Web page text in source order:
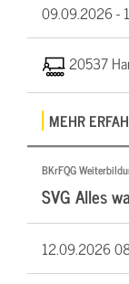
09.09.2026 -
20537
MEHR
BKrFQG
SVG Alles
12.09.2026